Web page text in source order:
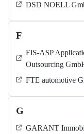
DSD NOELL
F
FIS-ASP
Outsourcing
FTE automotive
G
GARANT